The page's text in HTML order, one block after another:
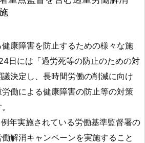
康障害を防止するための様々な施
日には「過労死等の防止のための対
決定し、長時間労働の削減に向け
働による健康障害の防止等の対策
年実施されている労働基準監督署の
解消キャンペーンを実施すること